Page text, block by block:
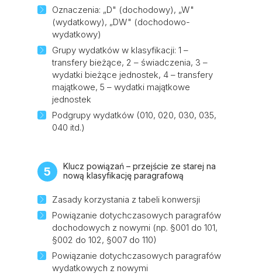
Oznaczenia: „D" (dochodowy), „W"
(wydatkowy), „DW" (dochodowo-
wydatkowy)
Grupy wydatków w klasyfikacji: 1 –
transfery bieżące, 2 – świadczenia, 3 –
wydatki bieżące jednostek, 4 – transfery
majątkowe, 5 – wydatki majątkowe
jednostek
Podgrupy wydatków (010, 020, 030, 035,
040 itd.)
5
Klucz powiązań – przejście ze starej na
nową klasyfikację paragrafową
Zasady korzystania z tabeli konwersji
Powiązanie dotychczasowych paragrafów
dochodowych z nowymi (np. §001 do 101,
§002 do 102, §007 do 110)
Powiązanie dotychczasowych paragrafów
wydatkowych z nowymi